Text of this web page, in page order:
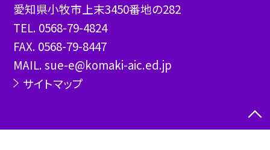
愛知県小牧市上末3450番地の282
TEL. 0568-79-4824
FAX. 0568-79-8447
MAIL. sue-e@komaki-aic.ed.jp
サイトマップ